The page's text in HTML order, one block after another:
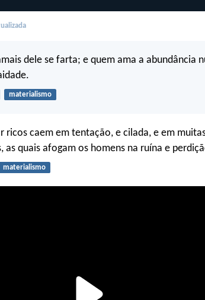
dele se farta; e quem ama a abundância
materialismo
ricos caem em tentação, e cilada, e em
as quais afogam os homens na ruína e
materialismo